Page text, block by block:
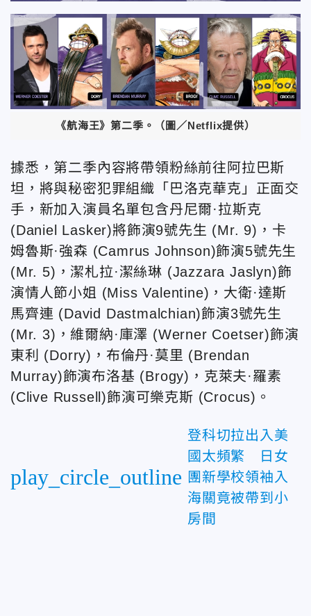
《航海王》第二季。（圖／Netflix提供）
據悉，第二季內容將帶領粉絲前往阿拉巴斯
坦，將與秘密犯罪組織「巴洛克華克」正面交
手，新加入演員名單包含丹尼爾·拉斯克
(Daniel Lasker)將飾演9號先生 (Mr. 9)，卡
姆魯斯·強森 (Camrus Johnson)飾演5號先生
(Mr. 5)，潔札拉·潔絲琳 (Jazzara Jaslyn)飾
演情人節小姐 (Miss Valentine)，大衛·達斯
馬齊連 (David Dastmalchian)飾演3號先生
(Mr. 3)，維爾納·庫澤 (Werner Coetser)飾演
東利 (Dorry)，布倫丹·莫里 (Brendan
Murray)飾演布洛基 (Brogy)，克萊夫·羅素
(Clive Russell)飾演可樂克斯 (Crocus)。
play_circle_outline
登科切拉出入美
國太頻繁 日女
團新學校領袖入
海關竟被帶到小
房間